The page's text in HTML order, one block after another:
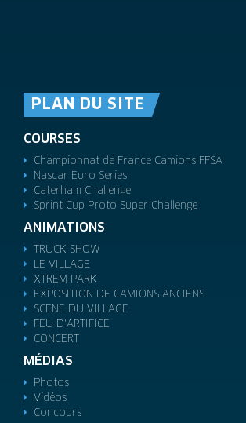
PLAN DU SITE
COURSES
Championnat de France Camions FFSA
Nascar Euro Series
Caterham Challenge
Sprint Cup Proto Super Challenge
ANIMATIONS
TRUCK SHOW
LE VILLAGE
XTREM PARK
EXPOSITION DE CAMIONS ANCIENS
SCENE DU VILLAGE
FEU D'ARTIFICE
CONCERT
MÉDIAS
Photos
Vidéos
Concours